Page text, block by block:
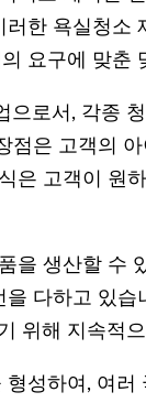
한 욕실청소
요구에 맞춘
으로서, 각종
점은 고객의
은 고객이 원
을 생산할 수
다하고 있
위해 지속적
성하여, 여러